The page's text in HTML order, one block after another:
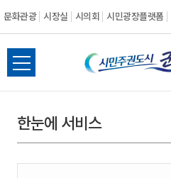
문화관광 시장실 시의회 시민광장플랫폼
시
민
권
전
체
뉴
열
한눈에 서비스